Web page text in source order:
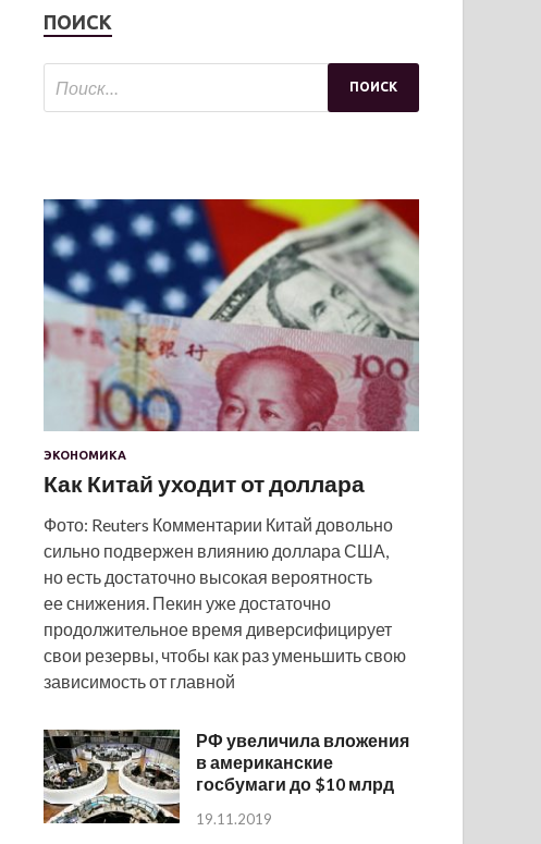
ПОИСК
ЭКОНОМИКА
Как Китай уходит от доллара
Фото: Reuters Комментарии Китай довольно
сильно подвержен влиянию доллара США,
но есть достаточно высокая вероятность
ее снижения. Пекин уже достаточно
продолжительное время диверсифицирует
свои резервы, чтобы как раз уменьшить свою
зависимость от главной
РФ увеличила вложения
в американские
госбумаги до $10 млрд
19.11.2019